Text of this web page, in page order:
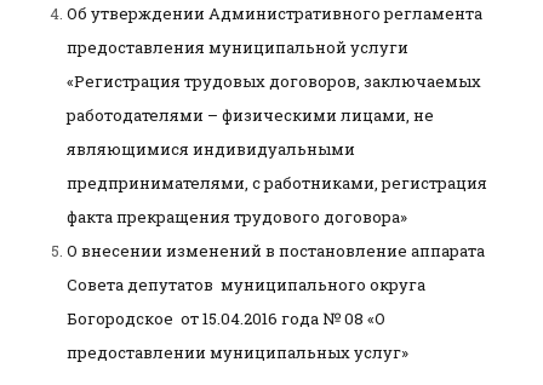
Об утверждении Административного регламента
предоставления муниципальной услуги
«Регистрация трудовых договоров, заключаемых
работодателями – физическими лицами, не
являющимися индивидуальными
предпринимателями, с работниками, регистрация
факта прекращения трудового договора»
О внесении изменений в постановление аппарата
Совета депутатов муниципального округа
Богородское от 15.04.2016 года № 08 «О
предоставлении муниципальных услуг»